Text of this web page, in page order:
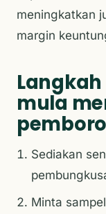
meningkatkan
margin
mula
Sediakan
Minta